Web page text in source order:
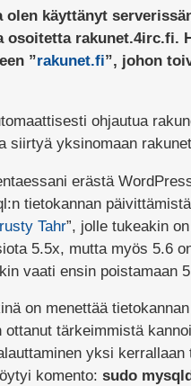
käyttänyt
osoitetta rakunet.4irc.fi.
”rakunet.fi”, johon
ohjautua
siirtyä yksinomaan
erästä
tietokannan
Tahr”, jolle tukeakin
5.5x, mutta myös 5.6
vaati ensin poistamaan
on menettää
ottanut tärkeimmistä
yksi kerrallaan
komento: sudo